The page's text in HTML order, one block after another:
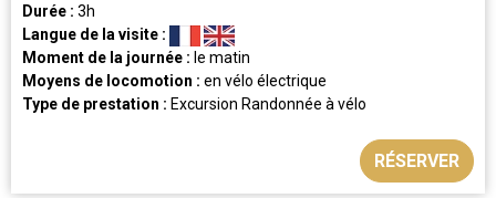
Durée : 3h
Langue de la visite :
Moment de la journée : le matin
Moyens de locomotion : en vélo électrique
Type de prestation : Excursion Randonnée à vélo
RÉSERVER